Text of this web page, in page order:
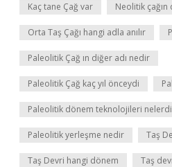
Kaç tane Çağ var Neolitik
Orta Taş Çağı hangi adla anılır
Paleolitik Çağ ın diğer adı nedir
Paleolitik Çağ kaç yıl önceydi
Paleolitik dönem teknolojileri
Paleolitik yerleşme nedir Taş
Taş Devri hangi dönem Taş